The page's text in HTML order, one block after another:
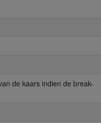
de kaars indien de break-